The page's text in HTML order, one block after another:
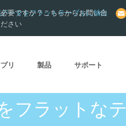
ータをフラットテーブルに抽出
要ですか？こちらからお問い合
さい
リ 製品 サポート
フラットなテ